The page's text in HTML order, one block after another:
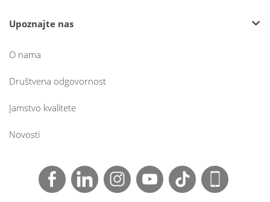
Upoznajte nas
O nama
Društvena odgovornost
Jamstvo kvalitete
Novosti